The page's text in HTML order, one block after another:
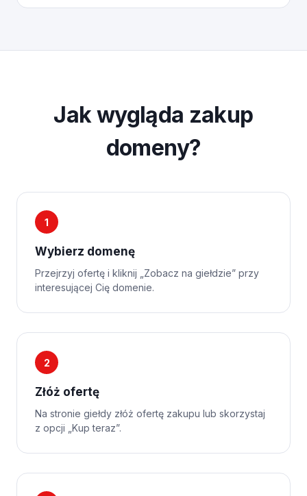
Jak wygląda zakup
domeny?
1
Wybierz domenę
Przejrzyj ofertę i kliknij „Zobacz na giełdzie” przy
interesującej Cię domenie.
2
Złóż ofertę
Na stronie giełdy złóż ofertę zakupu lub skorzystaj
z opcji „Kup teraz”.